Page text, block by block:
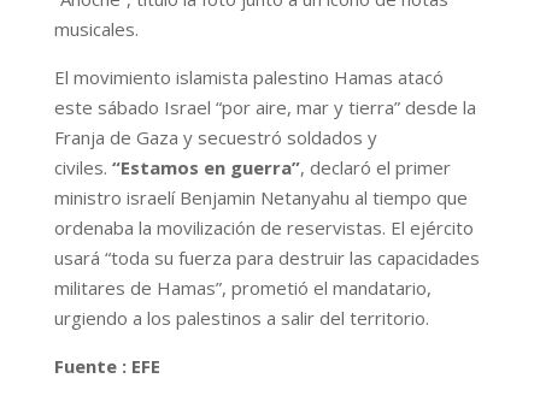
musicales.
El movimiento islamista palestino Hamas atacó
este sábado Israel “por aire, mar y tierra” desde la
Franja de Gaza y secuestró soldados y
civiles. “Estamos en guerra”, declaró el primer
ministro israelí Benjamin Netanyahu al tiempo que
ordenaba la movilización de reservistas. El ejército
usará “toda su fuerza para destruir las capacidades
militares de Hamas”, prometió el mandatario,
urgiendo a los palestinos a salir del territorio.
Fuente : EFE